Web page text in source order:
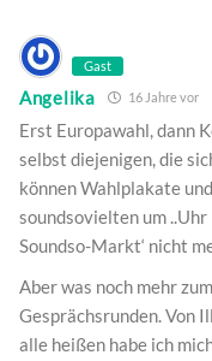
Gast
Angelika 16 Jahre vor
Erst Europawahl, dann
selbst diejenigen, die
können Wahlplakate
soundsovielten um
Soundso-Markt‘ nicht
Aber was noch mehr
Gesprächsrunden. Von
alle heißen habe ich